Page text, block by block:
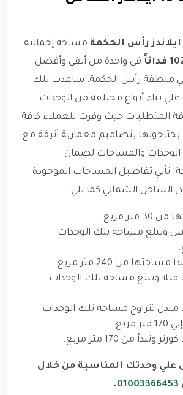
رأس الحكمة مساحة إجمالية
في واحدة من أنقي وأفضل
منطقة رأس الحكمة، ساعدت تلك
بناء أنواع مختلفة من الوحدات
المتطلبات حيث وفرت للعملاء كافة
يحتاجونها بتصاميم معمارية أنيقة مع
الوحدات والمساحات لضمان
تأتي تفاصيل المساحات الموجودة
الساحل الشمالي كما يلي:
مربع.
وتبلغ مساحة تلك الوحدات
من 240 متر مربع.
وتبلغ مساحة تلك الوحدات
تتراوح مساحة تلك الوحدات
من 170 متر مربع.
وحدتك المناسبة من خلال
01003366453
.